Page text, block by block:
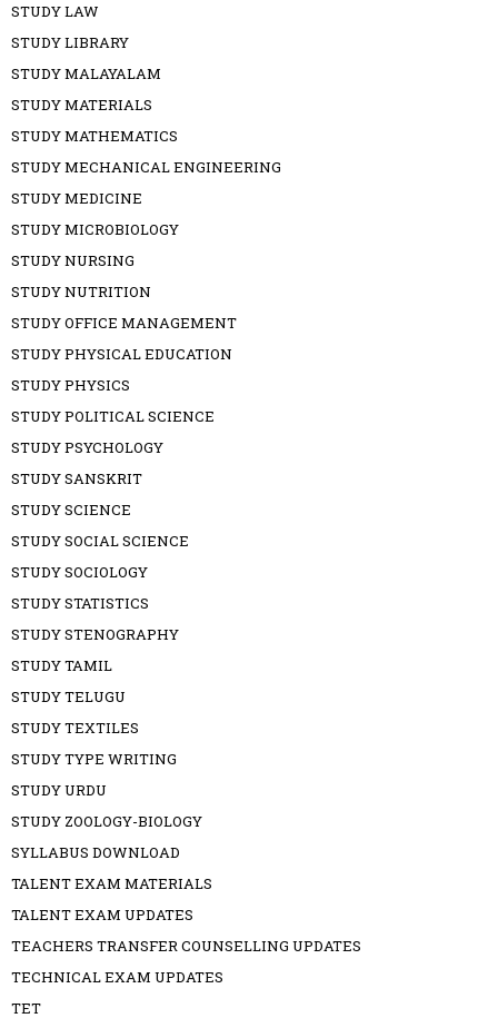
STUDY LAW
STUDY LIBRARY
STUDY MALAYALAM
STUDY MATERIALS
STUDY MATHEMATICS
STUDY MECHANICAL ENGINEERING
STUDY MEDICINE
STUDY MICROBIOLOGY
STUDY NURSING
STUDY NUTRITION
STUDY OFFICE MANAGEMENT
STUDY PHYSICAL EDUCATION
STUDY PHYSICS
STUDY POLITICAL SCIENCE
STUDY PSYCHOLOGY
STUDY SANSKRIT
STUDY SCIENCE
STUDY SOCIAL SCIENCE
STUDY SOCIOLOGY
STUDY STATISTICS
STUDY STENOGRAPHY
STUDY TAMIL
STUDY TELUGU
STUDY TEXTILES
STUDY TYPE WRITING
STUDY URDU
STUDY ZOOLOGY-BIOLOGY
SYLLABUS DOWNLOAD
TALENT EXAM MATERIALS
TALENT EXAM UPDATES
TEACHERS TRANSFER COUNSELLING UPDATES
TECHNICAL EXAM UPDATES
TET